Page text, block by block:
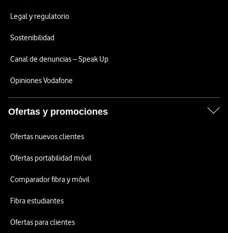
Legal y regulatorio
Sostenibilidad
Canal de denuncias – Speak Up
Opiniones Vodafone
Ofertas y promociones
Ofertas nuevos clientes
Ofertas portabilidad móvil
Comparador fibra y móvil
Fibra estudiantes
Ofertas para clientes